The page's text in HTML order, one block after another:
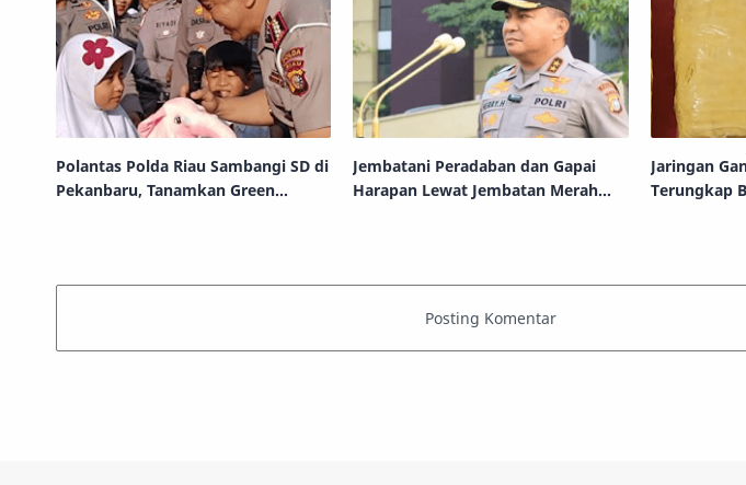
Polantas Polda Riau Sambangi SD di
Pekanbaru, Tanamkan Green
Jembatani Peradaban dan Gapai
Harapan Lewat Jembatan Merah
Jaringan
Terungkap